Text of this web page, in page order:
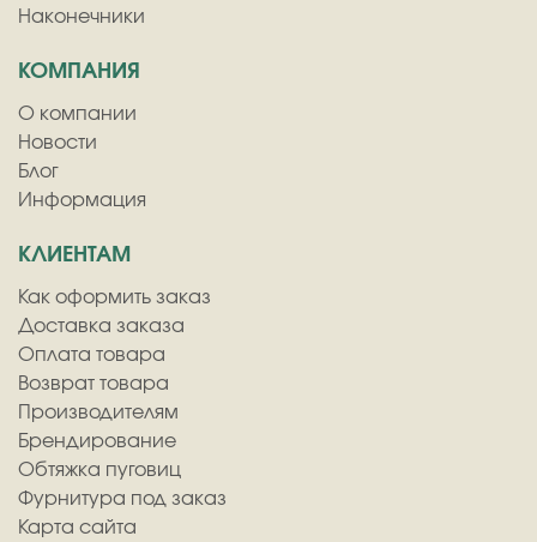
Наконечники
КОМПАНИЯ
О компании
Новости
Блог
Информация
КЛИЕНТАМ
Как оформить заказ
Доставка заказа
Оплата товара
Возврат товара
Производителям
Брендирование
Обтяжка пуговиц
Фурнитура под заказ
Карта сайта